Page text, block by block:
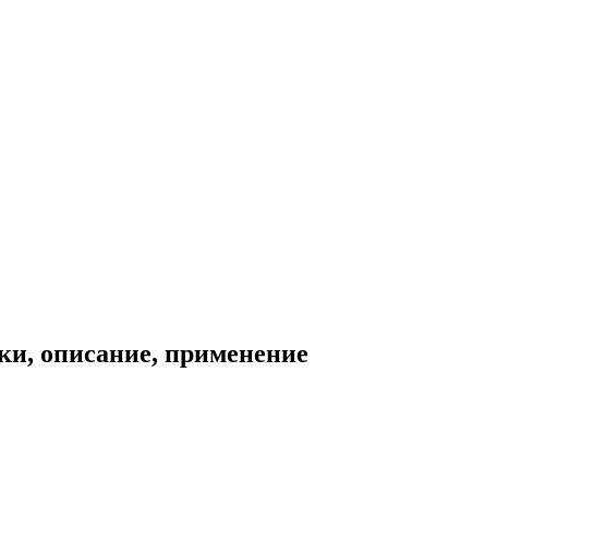
описание, применение